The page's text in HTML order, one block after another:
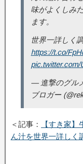
味がよくしみ
ます。
世界一詳しく
https://t.co/
pic.twitter.com/
— 進撃のグル
ブロガー
＜記事：
【すき家
ん汁を世界一詳しく